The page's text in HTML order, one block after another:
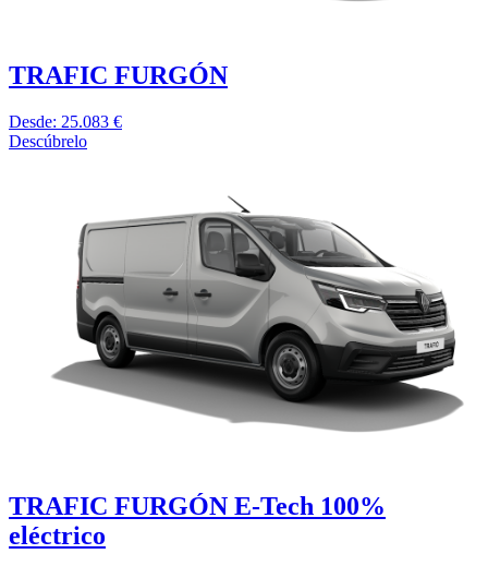
TRAFIC FURGÓN
Desde: 25.083 €
Descúbrelo
TRAFIC FURGÓN E-Tech 100%
eléctrico